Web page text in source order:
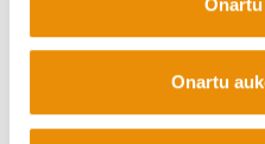
Onartu
- Akziodun solidarioek
Kontseilua » bozken bidez
Lurzaindiaren kudeaketa
egun Kontseilu hori GFAM